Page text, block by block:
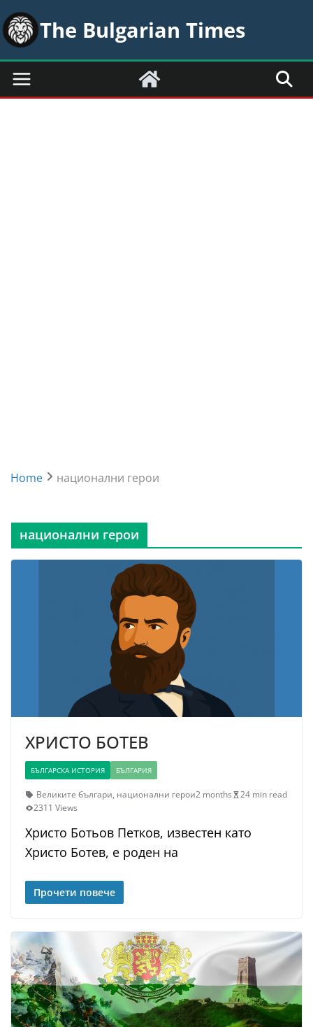
Skip
to
content
The Bulgarian Times
Home национални герои
национални герои
ХРИСТО БОТЕВ
БЪЛГАРСКА ИСТОРИЯ БЪЛГАРИЯ
Великите българи, национални герои2 months
24 min read
2311 Views
Христо Ботьов Петков, известен като
Христо Ботев, е роден на
Прочети повече